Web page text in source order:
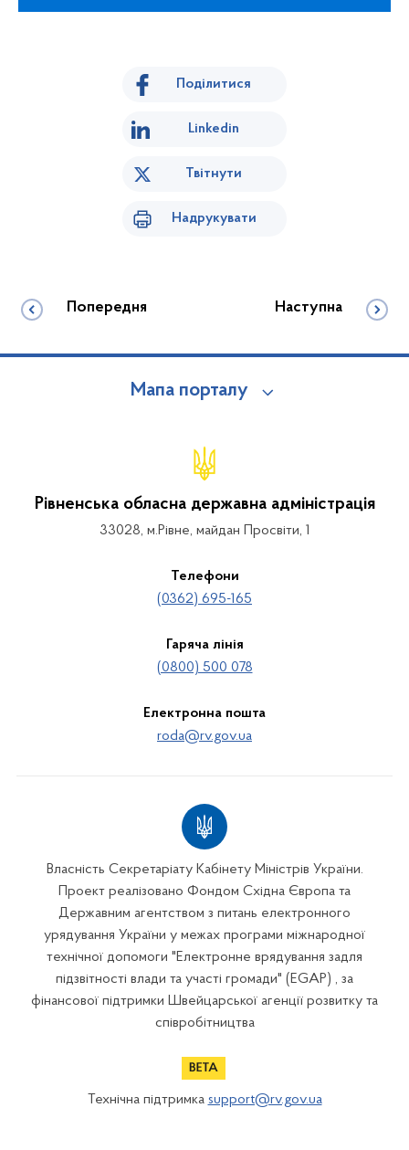
Поділитися
Linkedin
Твітнути
Надрукувати
Попередня Наступна
Мапа порталу
Рівненська обласна державна адміністрація
33028, м.Рівне, майдан Просвіти, 1
Телефони
(0362) 695-165
Гаряча лінія
(0800) 500 078
Електронна пошта
roda@rv.gov.ua
Власність Секретаріату Кабінету Міністрів України.
Проект реалізовано Фондом Східна Європа та
Державним агентством з питань електронного
урядування України у межах програми міжнародної
технічної допомоги "Електронне врядування задля
підзвітності влади та участі громади" (EGAP) , за
фінансової підтримки Швейцарської агенції розвитку та
співробітництва
Технічна підтримка support@rv.gov.ua